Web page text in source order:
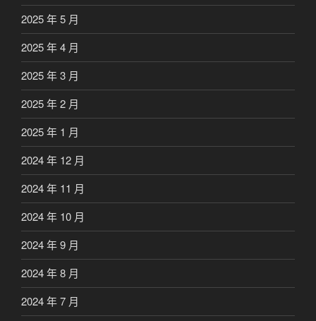
2025 年 5 月
2025 年 4 月
2025 年 3 月
2025 年 2 月
2025 年 1 月
2024 年 12 月
2024 年 11 月
2024 年 10 月
2024 年 9 月
2024 年 8 月
2024 年 7 月